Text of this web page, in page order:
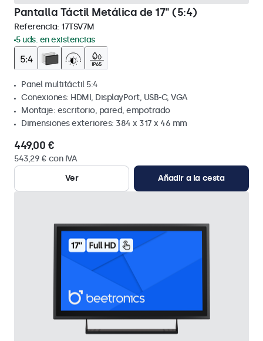
Pantalla Táctil Metálica de 17" (5:4)
Referencia: 17TSV7M
5 uds. en existencias
Panel multitáctil 5:4
Conexiones: HDMI, DisplayPort, USB-C, VGA
Montaje: escritorio, pared, empotrado
Dimensiones exteriores: 384 x 317 x 46 mm
449,00 €
543,29 € con IVA
Ver
Añadir a la cesta